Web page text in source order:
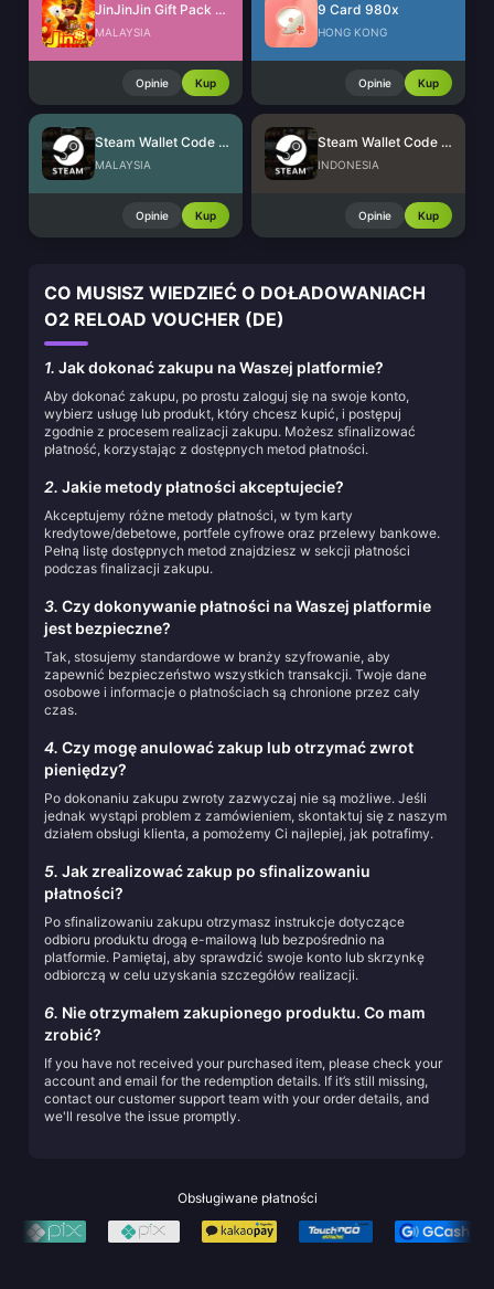
JinJinJin Gift Pack Redeem Code
MALAYSIA
Opinie Kup
9 Card 980x
HONG KONG
Opinie Kup
Steam Wallet Code (MYR)
MALAYSIA
Opinie Kup
Steam Wallet Code (IDR)
INDONESIA
Opinie Kup
CO MUSISZ WIEDZIEĆ O DOŁADOWANIACH
O2 RELOAD VOUCHER (DE)
1. Jak dokonać zakupu na Waszej platformie?
Aby dokonać zakupu, po prostu zaloguj się na swoje konto,
wybierz usługę lub produkt, który chcesz kupić, i postępuj
zgodnie z procesem realizacji zakupu. Możesz sfinalizować
płatność, korzystając z dostępnych metod płatności.
2. Jakie metody płatności akceptujecie?
Akceptujemy różne metody płatności, w tym karty
kredytowe/debetowe, portfele cyfrowe oraz przelewy bankowe.
Pełną listę dostępnych metod znajdziesz w sekcji płatności
podczas finalizacji zakupu.
3. Czy dokonywanie płatności na Waszej platformie
jest bezpieczne?
Tak, stosujemy standardowe w branży szyfrowanie, aby
zapewnić bezpieczeństwo wszystkich transakcji. Twoje dane
osobowe i informacje o płatnościach są chronione przez cały
czas.
4. Czy mogę anulować zakup lub otrzymać zwrot
pieniędzy?
Po dokonaniu zakupu zwroty zazwyczaj nie są możliwe. Jeśli
jednak wystąpi problem z zamówieniem, skontaktuj się z naszym
działem obsługi klienta, a pomożemy Ci najlepiej, jak potrafimy.
5. Jak zrealizować zakup po sfinalizowaniu
płatności?
Po sfinalizowaniu zakupu otrzymasz instrukcje dotyczące
odbioru produktu drogą e-mailową lub bezpośrednio na
platformie. Pamiętaj, aby sprawdzić swoje konto lub skrzynkę
odbiorczą w celu uzyskania szczegółów realizacji.
6. Nie otrzymałem zakupionego produktu. Co mam
zrobić?
If you have not received your purchased item, please check your
account and email for the redemption details. If it’s still missing,
contact our customer support team with your order details, and
we'll resolve the issue promptly.
Obsługiwane płatności